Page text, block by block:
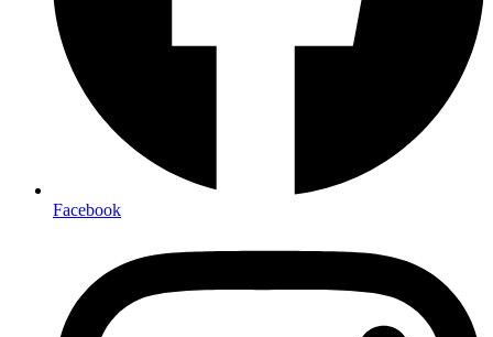
Facebook